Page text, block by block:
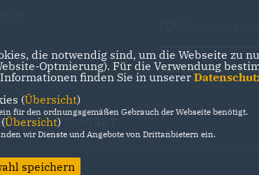
CDU Deutschlands
die notwendig sind, um die Webseite
Optmierung). Für die Verwendung
finden Sie in unserer
(Übersicht)
für den ordnungsgemäßen Gebrauch der Webseite benötigt.
Übersicht)
wir Dienste und Angebote von Drittanbietern ein.
speichern